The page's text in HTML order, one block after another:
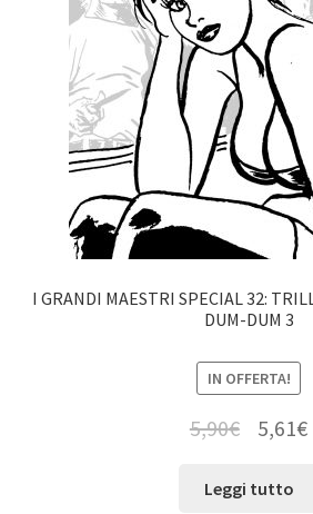
I GRANDI MAESTRI SPECIAL 32:
DUM-DUM 3
IN OFFERTA!
5,90€ 5,61€
Leggi tutto